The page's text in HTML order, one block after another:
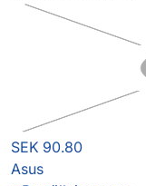
SEK 90.80
Asus